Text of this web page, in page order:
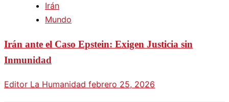
Irán
Mundo
Irán ante el Caso Epstein: Exigen Justicia sin
Inmunidad
Editor La Humanidad febrero 25, 2026